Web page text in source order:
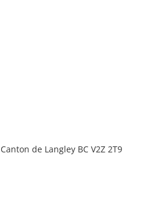
de Langley BC V2Z 2T9